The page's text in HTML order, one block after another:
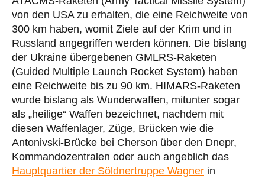
von den USA zu erhalten, die eine Reichweite von
300 km haben, womit Ziele auf der Krim und in
Russland angegriffen werden können. Die bislang
der Ukraine übergebenen GMLRS-Raketen
(Guided Multiple Launch Rocket System) haben
eine Reichweite bis zu 90 km. HIMARS-Raketen
wurde bislang als Wunderwaffen, mitunter sogar
als „heilige“ Waffen bezeichnet, nachdem mit
diesen Waffenlager, Züge, Brücken wie die
Antonivski-Brücke bei Cherson über den Dnepr,
Kommandozentralen oder auch angeblich das
Hauptquartier der Söldnertruppe Wagner in